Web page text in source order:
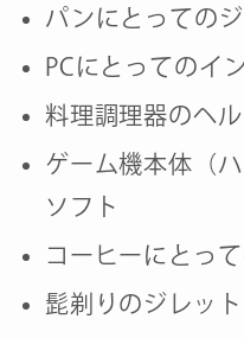
パンにとっての
PCにとってのイ
料理調理器のヘ
ゲーム機本体（
ソフト
コーヒーにとっ
髭剃りのジレッ